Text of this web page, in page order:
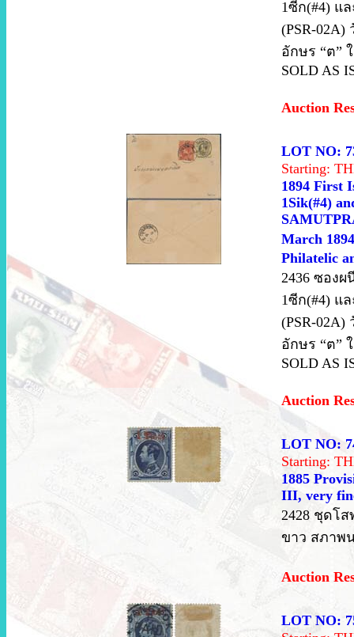
1ซีก(#4) แ
(PSR-
อักษร “ต”
SOLD AS
Auction
LOT NO:
Starting:
1894 First
1Sik(#4)
March
Philatelic
2436 ซอง
1ซีก(#4) แ
(PSR-
อักษร “ต”
SOLD AS
Auction
LOT NO:
Starting:
1885
III, very
2428 ชุดโส
ขาว สภาพน
Auction
LOT NO: